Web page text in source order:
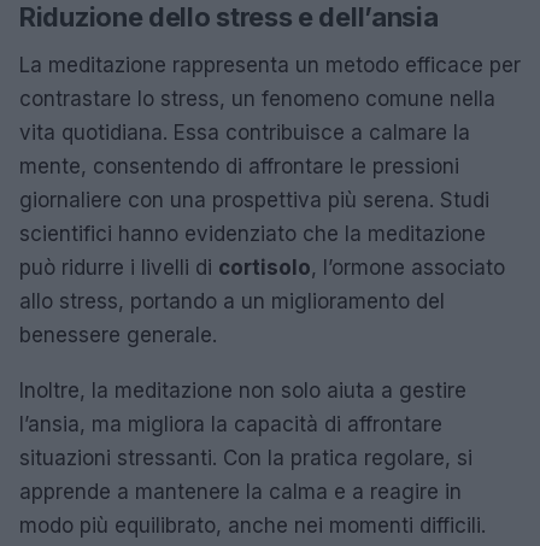
Riduzione dello stress e dell’ansia
La meditazione rappresenta un metodo efficace per
contrastare lo stress, un fenomeno comune nella
vita quotidiana. Essa contribuisce a calmare la
mente, consentendo di affrontare le pressioni
giornaliere con una prospettiva più serena. Studi
scientifici hanno evidenziato che la meditazione
può ridurre i livelli di cortisolo, l’ormone associato
allo stress, portando a un miglioramento del
benessere generale.
Inoltre, la meditazione non solo aiuta a gestire
l’ansia, ma migliora la capacità di affrontare
situazioni stressanti. Con la pratica regolare, si
apprende a mantenere la calma e a reagire in
modo più equilibrato, anche nei momenti difficili.